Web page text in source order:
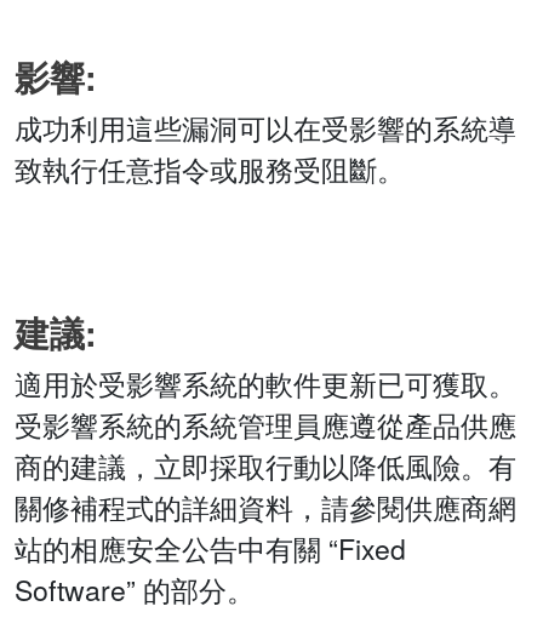
影響:
成功利用這些漏洞可以在受影響的系統導
致執行任意指令或服務受阻斷。
建議:
適用於受影響系統的軟件更新已可獲取。
受影響系統的系統管理員應遵從產品供應
商的建議，立即採取行動以降低風險。有
關修補程式的詳細資料，請參閱供應商網
站的相應安全公告中有關 “Fixed
Software” 的部分。